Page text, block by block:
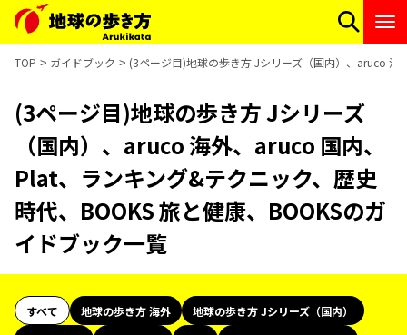
TOP ガイドブック (3ページ目)地球の歩き方 Jシリーズ（国内）、aruco
(3ページ目)地球の歩き方 Jシリーズ
（国内）、aruco 海外、aruco 国内、
Plat、ランキング&テクニック、歴史
時代、BOOKS 旅と健康、BOOKSのガ
イドブック一覧
すべて 地球の歩き方 海外
地球の歩き方 Jシリーズ（国内）